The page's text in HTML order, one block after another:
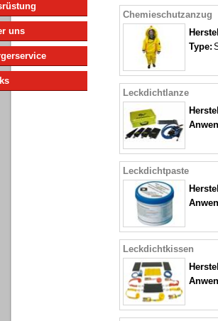
uns
Chemieschutzanzug
Type:
Leckdichtlanze
Leckdichtpaste
Leckdichtkissen